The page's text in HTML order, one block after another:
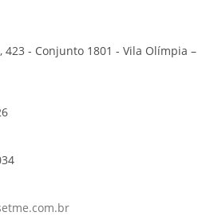
423 - Conjunto 1801 - Vila Olímpia –
Abre